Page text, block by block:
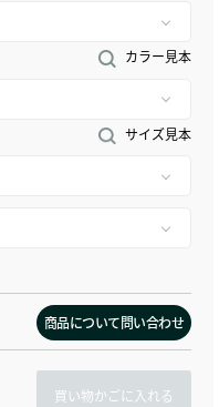
カラー見本
サイズ見本
商品について問い合わせ
買い物かごに入れる